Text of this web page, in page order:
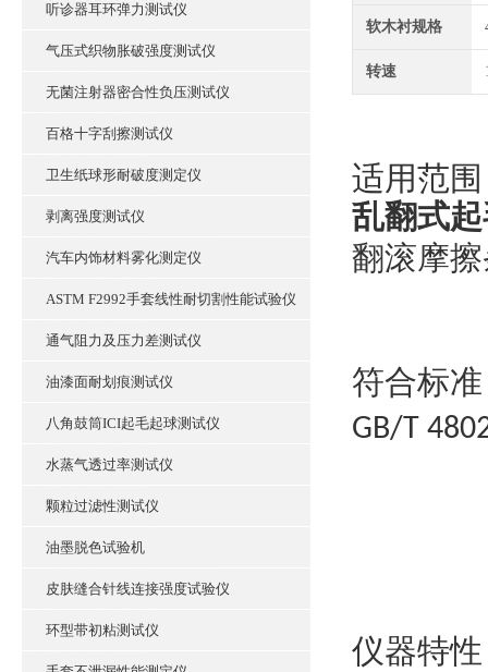
听诊器耳环弹力测试仪
气压式织物胀破强度测试仪
无菌注射器密合性负压测试仪
百格十字刮擦测试仪
卫生纸球形耐破度测定仪
剥离强度测试仪
汽车内饰材料雾化测定仪
ASTM F2992手套线性耐切割性能试验仪
通气阻力及压力差测试仪
油漆面耐划痕测试仪
八角鼓筒ICI起毛起球测试仪
水蒸气透过率测试仪
颗粒过滤性测试仪
油墨脱色试验机
皮肤缝合针线连接强度试验仪
环型带初粘测试仪
软木衬规格
转速
适用范
乱翻式
翻滚摩
符合标
GB/T
仪器特